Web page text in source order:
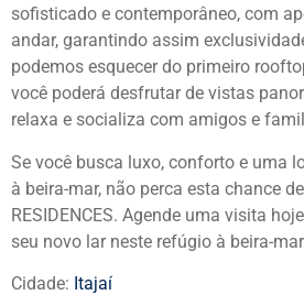
sofisticado e contemporâneo, com
andar, garantindo assim
podemos esquecer do primeiro
você poderá desfrutar de vistas
relaxa e socializa com amigos e
Se você busca luxo, conforto e uma
à beira-mar, não perca esta chance
RESIDENCES. Agende uma visita
seu novo lar neste refúgio à beira-
Cidade: Itajaí